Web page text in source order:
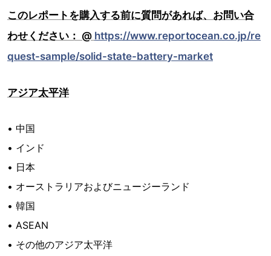
このレポートを購入する前に質問があれば、お問い合
わせください： @ https://www.reportocean.co.jp/re
quest-sample/solid-state-battery-market
アジア太平洋
• 中国
• インド
• 日本
• オーストラリアおよびニュージーランド
• 韓国
• ASEAN
• その他のアジア太平洋